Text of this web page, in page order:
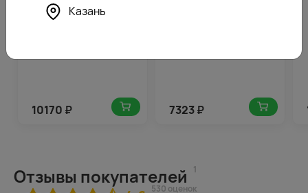
10170 ₽ 7323₽
Отзывы покупателей 1
530 оценок
Казань